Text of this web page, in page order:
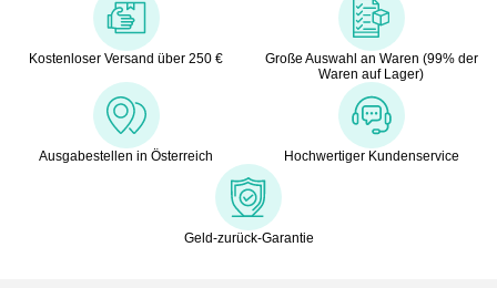
Kostenloser Versand über 250 €
Große Auswahl an Waren (99% der
Waren auf Lager)
Ausgabestellen in Österreich Hochwertiger Kundenservice
Geld-zurück-Garantie